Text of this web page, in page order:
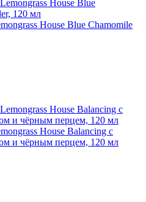
House Blue Chamomile
House Balancing с
и чёрным перцем, 120 мл